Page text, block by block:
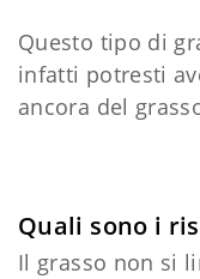
Questo tipo di
infatti potresti
ancora del
Quali sono i
Il grasso non si